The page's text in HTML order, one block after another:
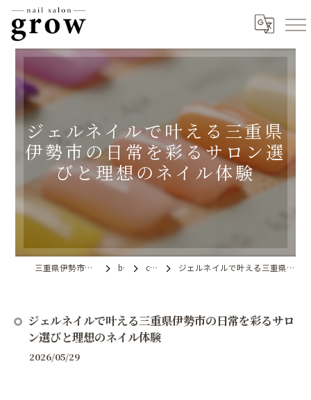
ジェルネイルで叶える三重県
伊勢市の日常を彩るサロン選
びと理想のネイル体験
三重県伊勢市のネイルならnail salon grow blog column ジェルネイルで叶える三重県伊勢市の日常を彩るサロン選びと理想のネイル体験
ジェルネイルで叶える三重県伊勢市の日常を彩るサロ
ン選びと理想のネイル体験
2026/05/29